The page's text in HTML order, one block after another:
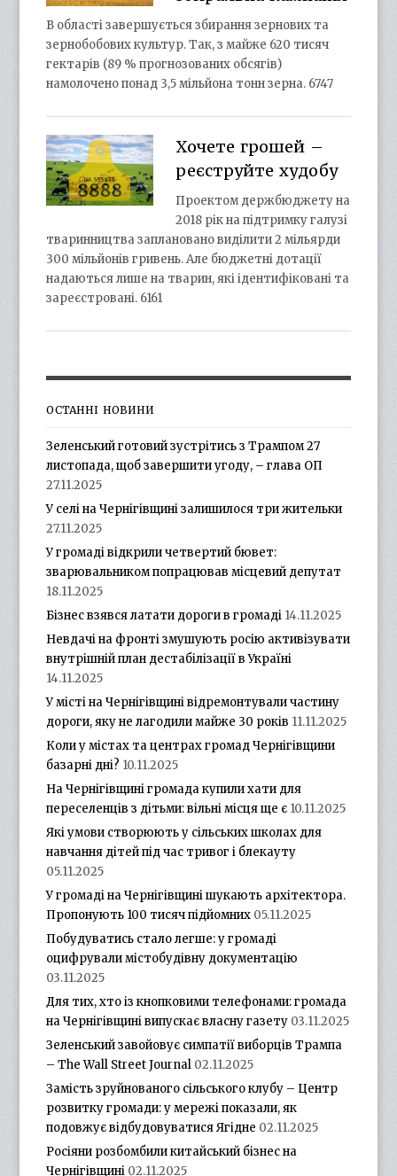
В області завершується збирання зернових та
зернобобових культур. Так, з майже 620 тисяч
гектарів (89 % прогнозованих обсягів)
намолочено понад 3,5 мільйона тонн зерна. 6747
Хочете грошей –
реєструйте худобу
Проектом держбюджету на
2018 рік на підтримку галузі
тваринництва заплановано виділити 2 мільярди
300 мільйонів гривень. Але бюджетні дотації
надаються лише на тварин, які ідентифіковані та
зареєстровані. 6161
ОСТАННІ НОВИНИ
Зеленський готовий зустрітись з Трампом 27
листопада, щоб завершити угоду, – глава ОП
27.11.2025
У селі на Чернігівщині залишилося три жительки
27.11.2025
У громаді відкрили четвертий бювет:
зварювальником попрацював місцевий депутат
18.11.2025
Бізнес взявся латати дороги в громаді 14.11.2025
Невдачі на фронті змушують росію активізувати
внутрішній план дестабілізації в Україні
14.11.2025
У місті на Чернігівщині відремонтували частину
дороги, яку не лагодили майже 30 років 11.11.2025
Коли у містах та центрах громад Чернігівщини
базарні дні? 10.11.2025
На Чернігівщині громада купили хати для
переселенців з дітьми: вільні місця ще є 10.11.2025
Які умови створюють у сільських школах для
навчання дітей під час тривог і блекауту
05.11.2025
У громаді на Чернігівщині шукають архітектора.
Пропонують 100 тисяч підйомних 05.11.2025
Побудуватись стало легше: у громаді
оцифрували містобудівну документацію
03.11.2025
Для тих, хто із кнопковими телефонами: громада
на Чернігівщині випускає власну газету 03.11.2025
Зеленський завойовує симпатії виборців Трампа
– The Wall Street Journal 02.11.2025
Замість зруйнованого сільського клубу – Центр
розвитку громади: у мережі показали, як
подовжує відбудовуватися Ягідне 02.11.2025
Росіяни розбомбили китайський бізнес на
Чернігівщині 02.11.2025